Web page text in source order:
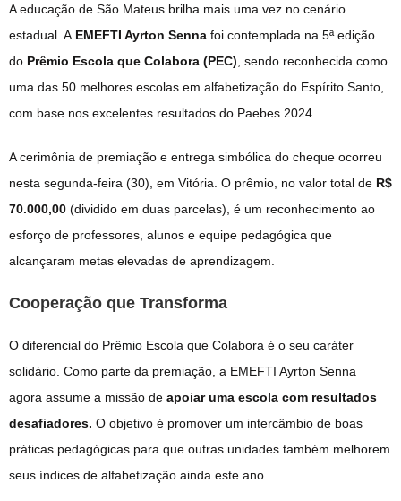
A educação de São Mateus brilha mais uma vez no cenário
estadual. A EMEFTI Ayrton Senna foi contemplada na 5ª edição
do Prêmio Escola que Colabora (PEC) , sendo reconhecida como
uma das 50 melhores escolas em alfabetização do Espírito Santo,
com base nos excelentes resultados do Paebes 2024.
A cerimônia de premiação e entrega simbólica do cheque ocorreu
nesta segunda-feira (30), em Vitória. O prêmio, no valor total de R$
70.000,00 (dividido em duas parcelas), é um reconhecimento ao
esforço de professores, alunos e equipe pedagógica que
alcançaram metas elevadas de aprendizagem.
Cooperação que Transforma
O diferencial do Prêmio Escola que Colabora é o seu caráter
solidário. Como parte da premiação, a EMEFTI Ayrton Senna
agora assume a missão de apoiar uma escola com resultados
desafiadores. O objetivo é promover um intercâmbio de boas
práticas pedagógicas para que outras unidades também melhorem
seus índices de alfabetização ainda este ano.